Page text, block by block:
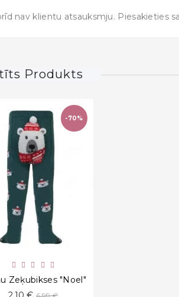
nav klientu atsauksmju. Piesakieties
Produkts
-70%
Zeķubikses "Noel"
Standarta
favorite_border